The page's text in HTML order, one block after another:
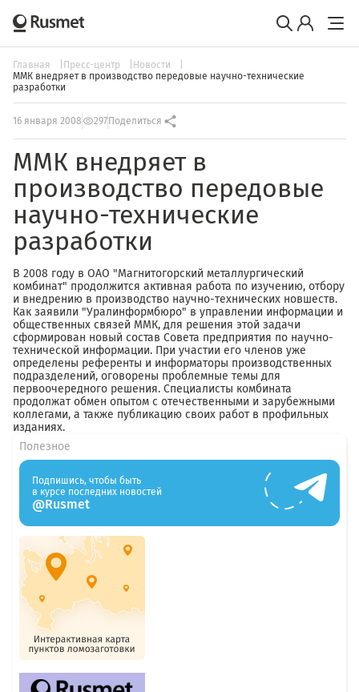
Главная Пресс-центр
Новости
ММК внедряет в производство передовые научно-технические
разработки
16 января 2008 297 Поделиться
ММК внедряет в
производство передовые
научно-технические
разработки
В 2008 году в ОАО "Магнитогорский металлургический
комбинат" продолжится активная работа по изучению, отбору
и внедрению в производство научно-технических новшеств.
Как заявили "Уралинформбюро" в управлении информации и
общественных связей ММК, для решения этой задачи
сформирован новый состав Совета предприятия по научно-
технической информации. При участии его членов уже
определены референты и информаторы производственных
подразделений, оговорены проблемные темы для
первоочередного решения. Специалисты комбината
продолжат обмен опытом с отечественными и зарубежными
коллегами, а также публикацию своих работ в профильных
изданиях.
Полезное
Подпишись, чтобы быть
в курсе последних новостей
@Rusmet